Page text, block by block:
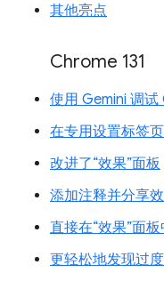
其他亮点
Chrome 131
使用 Gemini 调试
在专用设置标签
改进了“效果”面板
添加注释并分享
直接在“效果”面
更轻松地发现过